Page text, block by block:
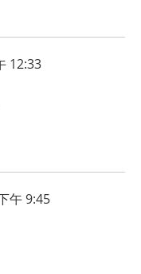
12:33
午 9:45